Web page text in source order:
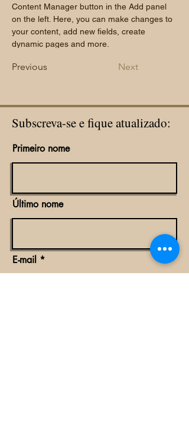
Content Manager button in the Add panel
on the left. Here, you can make changes to
your content, add new fields, create
dynamic pages and more.
Previous Next
Subscreva-se e fique atualizado:
Primeiro nome
Último nome
E-mail